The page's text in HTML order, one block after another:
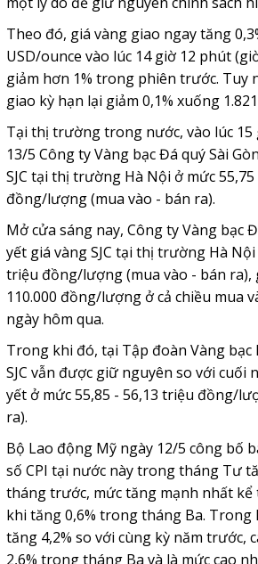
Theo đó, giá vàng giao ngay tăng
USD/ounce vào lúc 14 giờ 12 phút
giảm hơn 1% trong phiên trước. Tuy
giao kỳ hạn lại giảm 0,1% xuống
Tại thị trường trong nước, vào lúc 15
13/5 Công ty Vàng bạc Đá quý Sài
SJC tại thị trường Hà Nội ở mức
đồng/lượng (mua vào - bán ra).
Mở cửa sáng nay, Công ty Vàng bạc
yết giá vàng SJC tại thị trường Hà
triệu đồng/lượng (mua vào - bán ra),
110.000 đồng/lượng ở cả chiều mua
ngày hôm qua.
Trong khi đó, tại Tập đoàn Vàng bạc
SJC vẫn được giữ nguyên so với cuối
yết ở mức 55,85 - 56,13 triệu đồng/
ra).
Bộ Lao động Mỹ ngày 12/5 công bố
số CPI tại nước này trong tháng Tư
tháng trước, mức tăng mạnh nhất kể
khi tăng 0,6% trong tháng Ba. Trong
tăng 4,2% so với cùng kỳ năm trước,
2,6% trong tháng Ba và là mức cao